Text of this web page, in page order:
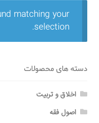
Search Results
Shop
برگه نمونه
بلاگ
matching your
selection.
دسته های محصولات
اخلاق و تربیت
اصول فقه